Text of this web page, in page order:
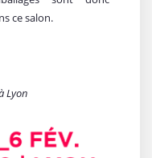
ce salon.
Lyon